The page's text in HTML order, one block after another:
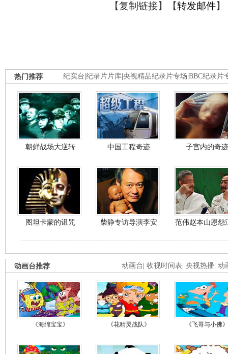
【复制链接】【转发邮件】
纪实台 纪录片片库 央视精品纪录片专场 BBC纪录片
热门推荐
朝鲜战场大逆转 中国工程奇迹 子宫内的奇迹
图坦卡蒙的诅咒 柴静专访导演李安 范伟赵本山恩怨
动画台 收视时间表 央视热播 动
动画台推荐
《海绵宝宝》 《花精灵战队》 《飞哥与小佛》